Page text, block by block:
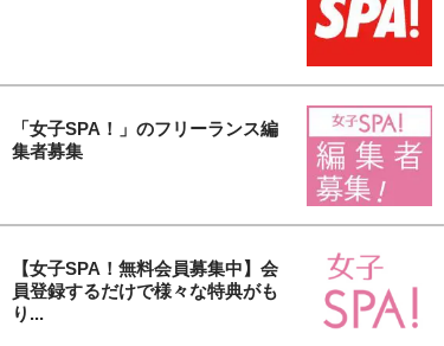
「女子SPA！」のフリーランス編
集者募集
【女子SPA！無料会員募集中】会
員登録するだけで様々な特典がも
り...